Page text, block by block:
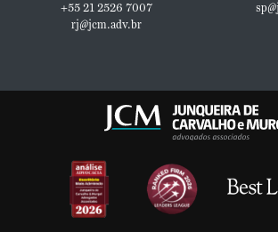
+55 21 2526 7007
rj@jcm.adv.br